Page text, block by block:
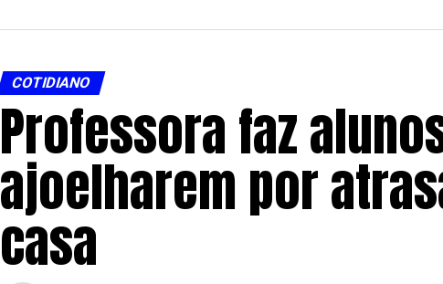
COTIDIANO
Professora faz
ajoelharem por
casa